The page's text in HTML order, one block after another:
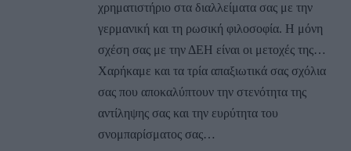
χρηματιστήριο στα διαλλείματα σας με την
γερμανική και τη ρωσική φιλοσοφία. Η μόνη
σχέση σας με την ΔΕΗ είναι οι μετοχές της…
Χαρήκαμε και τα τρία απαξιωτικά σας σχόλια
σας που αποκαλύπτουν την στενότητα της
αντίληψης σας και την ευρύτητα του
σνομπαρίσματος σας…